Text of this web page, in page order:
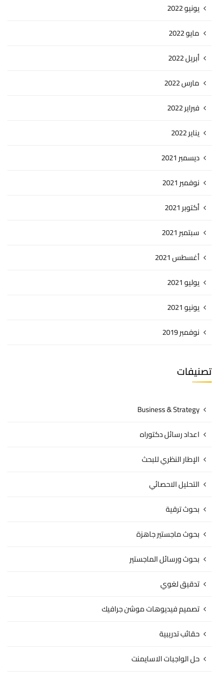
يونيو 2022
مايو 2022
أبريل 2022
مارس 2022
فبراير 2022
يناير 2022
ديسمبر 2021
نوفمبر 2021
أكتوبر 2021
سبتمبر 2021
أغسطس 2021
يوليو 2021
يونيو 2021
نوفمبر 2019
تصنيفات
Business & Strategy
اعداد رسائل دكتوراه
الإطار النظري للبحث
التحليل الاحصائي
بحوث ترقية
بحوث ماجستير جاهزة
بحوث ورسائل الماجستير
تدقيق لغوي
تصميم فيديوهات موشن جرافيك
حقائب تدريبية
حل الواجبات الاسايمنت